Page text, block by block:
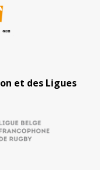
et des Ligues